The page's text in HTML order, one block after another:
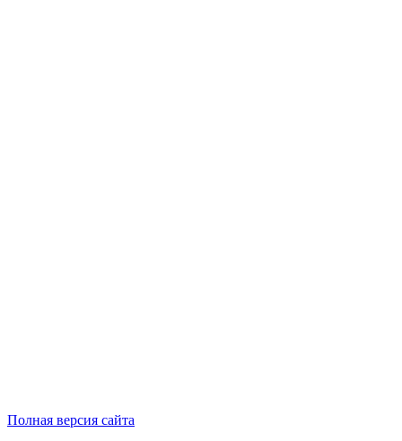
Полная версия сайта